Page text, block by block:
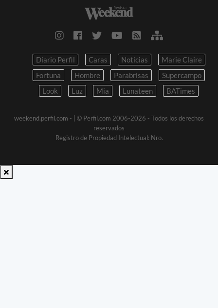
Diario Perfil Caras Noticias
Marie Claire
Fortuna
Hombre Parabrisas
Supercampo
Look
Luz Mia Lunateen BATimes
weekend.perfil.com -
| © Perfil.com 2006-2026 - Todos los derechos
reservados
Registro de Propiedad Intelectual: Nro.